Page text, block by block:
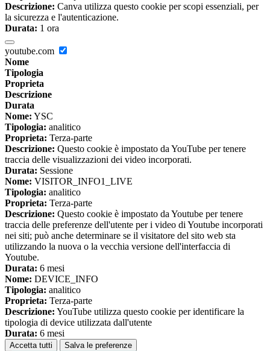
Descrizione: Canva utilizza questo cookie per scopi essenziali, per
la sicurezza e l'autenticazione.
Durata: 1 ora
youtube.com
Nome
Tipologia
Proprieta
Descrizione
Durata
Nome: YSC
Tipologia: analitico
Proprieta: Terza-parte
Descrizione: Questo cookie è impostato da YouTube per tenere
traccia delle visualizzazioni dei video incorporati.
Durata: Sessione
Nome: VISITOR_INFO1_LIVE
Tipologia: analitico
Proprieta: Terza-parte
Descrizione: Questo cookie è impostato da Youtube per tenere
traccia delle preferenze dell'utente per i video di Youtube incorporati
nei siti; può anche determinare se il visitatore del sito web sta
utilizzando la nuova o la vecchia versione dell'interfaccia di
Youtube.
Durata: 6 mesi
Nome: DEVICE_INFO
Tipologia: analitico
Proprieta: Terza-parte
Descrizione: YouTube utilizza questo cookie per identificare la
tipologia di device utilizzata dall'utente
Durata: 6 mesi
Accetta tutti Salva le preferenze